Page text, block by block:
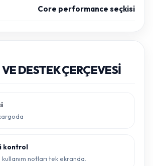
Core performance seçkisi
DESTEK ÇERÇEVESI
kontrol
notları tek ekranda.